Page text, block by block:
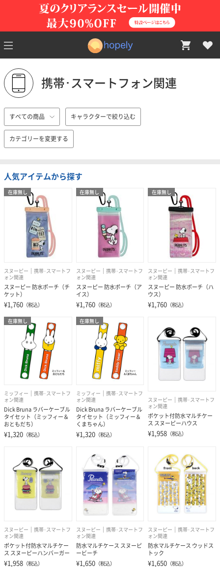
携帯･スマートフォン関連
すべての商品 キャラクターで絞り込む
カテゴリーを変更する
人気アイテムから探す
在庫無し
スヌーピー
携帯･スマートフ
ォン関連
スヌーピー 防水ポーチ（チ
ケット）
¥1,760 （税込）
在庫無し
スヌーピー
携帯･スマートフ
ォン関連
スヌーピー 防水ポーチ（ア
イス）
¥1,760（税込）
在庫無し
スヌーピー
携帯･スマートフ
ォン関連
スヌーピー 防水ポーチ（ハ
ウス）
¥1,760 （税込）
在庫無し
ミッフィー
携帯･スマートフ
ォン関連
Dick Bruna ラバーケーブル
タイセット（ミッフィー＆
おともだち）
¥1,320 （税込）
在庫無し
ミッフィー
携帯･スマートフ
ォン関連
Dick Bruna ラバーケーブル
タイセット（ミッフィー＆
くまちゃん）
¥1,320（税込）
スヌーピー
携帯･スマートフ
ォン関連
ポケット付防水マルチケー
ス スヌーピーハウス
¥1,958 （税込）
スヌーピー
携帯･スマートフ
ォン関連
ポケット付防水マルチケー
ス スヌーピーハンバーガー
¥1,958 （税込）
スヌーピー
携帯･スマートフ
ォン関連
防水マルチケース スヌーピ
ービーチ
¥1,650（税込）
スヌーピー
携帯･スマートフ
ォン関連
防水マルチケース ウッドス
トック
¥1,650 （税込）